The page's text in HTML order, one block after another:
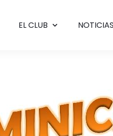
EL CLUB NOTICIAS